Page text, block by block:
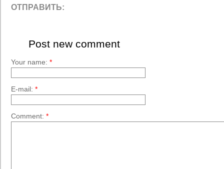
ОТПРАВИТЬ:
Post new comment
Your name: *
E-mail: *
Comment: *